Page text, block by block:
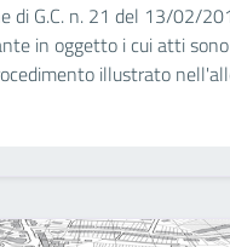
di G.C. n. 21 del 13/02/
in oggetto i cui atti
illustrato